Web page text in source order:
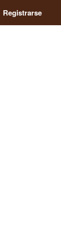
Registrarse